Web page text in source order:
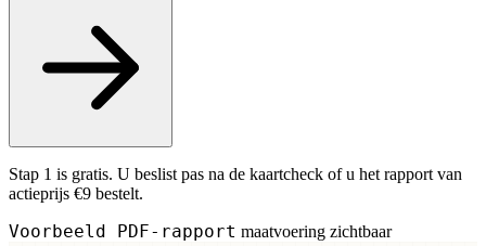
Stap 1 is gratis. U beslist pas na de kaartcheck of u het rapport van
actieprijs €9 bestelt.
Voorbeeld PDF-rapport maatvoering zichtbaar